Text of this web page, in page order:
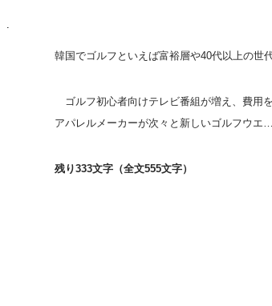
.
韓国でゴルフといえば富裕層や40代以上の世
ゴルフ初心者向けテレビ番組が増え、費用
アパレルメーカーが次々と新しいゴルフウエ…
残り333文字（全文555文字）